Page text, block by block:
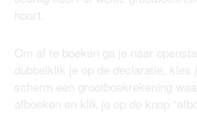
hoort.
Om af te boeken ga je naar
dubbelklik je op de declaratie, kies
scherm een grootboekrekening
afboeken en klik je op de knop